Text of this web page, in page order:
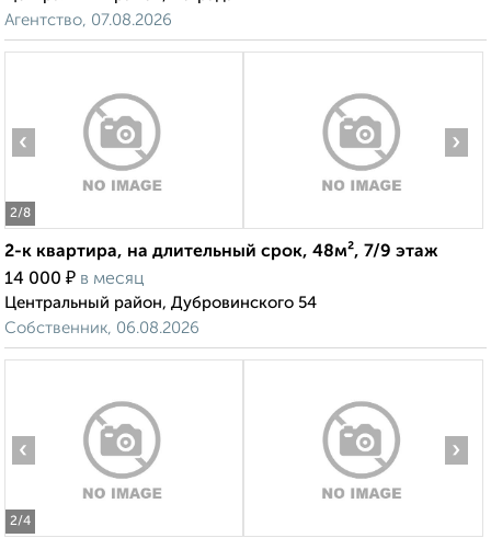
Агентство, 07.08.2026
2/8
‹ ›
2-к квартира, на длительный срок, 48м², 7/9 этаж
14 000 ₽ в месяц
Центральный район, Дубровинского 54
Собственник, 06.08.2026
2/4
‹ ›